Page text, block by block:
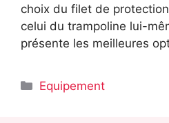
choix du filet de
celui du trampoline lui-
présente les meilleures
Catégories
Equipement